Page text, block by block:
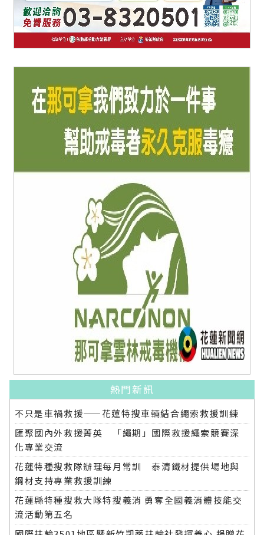
熱門新訊
不只是車禍救援——花蓮特搜車輛結合繩索救援訓練
匯聚國內外救援菁英 「繩期」國際救援繩索競賽深
化專業交流
花蓮特種搜救隊辦理每月常訓 泰清鐵材提供場地與
鋼材支持專業救援訓練
花蓮縣特種搜救大隊特搜義消 勇奪全國義消體技能交
流活動第五名